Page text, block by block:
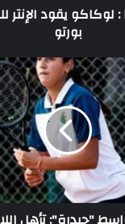
: لوكاكو يقود
بورتو